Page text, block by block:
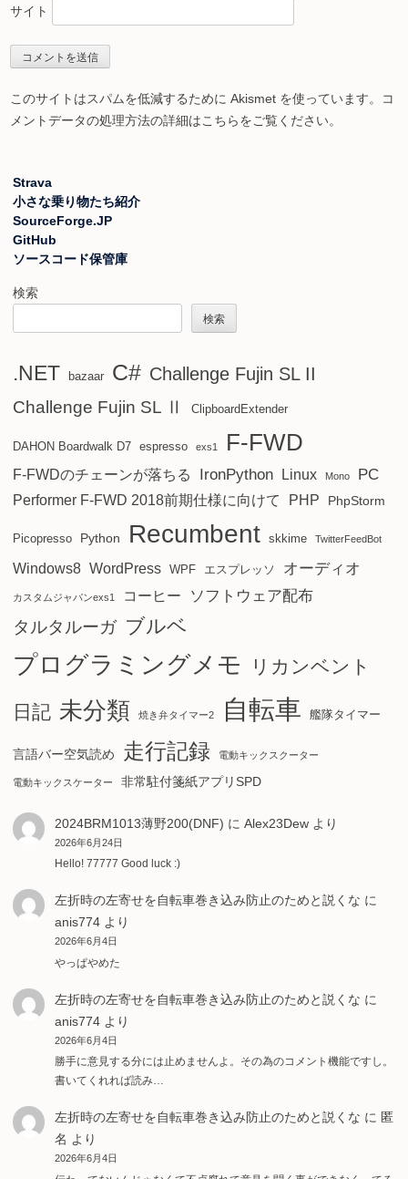
サイト
このサイトはスパムを低減するために Akismet を使っています。
コ
メントデータの処理方法の詳細はこちらをご覧ください。
Strava
小さな乗り物たち紹介
SourceForge.JP
GitHub
ソースコード保管庫
検索
検索
.NET bazaar C# Challenge Fujin SL II
Challenge Fujin SL Ⅱ ClipboardExtender
DAHON Boardwalk D7 espresso exs1 F-FWD
F-FWDのチェーンが落ちる IronPython Linux Mono PC
Performer F-FWD 2018前期仕様に向けて PHP PhpStorm
Picopresso Python Recumbent skkime TwitterFeedBot
Windows8 WordPress WPF エスプレッソ オーディオ
カスタムジャパンexs1 コーヒー ソフトウェア配布
タルタルーガ ブルベ
プログラミングメモ リカンベント
日記 未分類 焼き弁タイマー2 自転車 艦隊タイマー
言語バー空気読め 走行記録 電動キックスクーター
電動キックスケーター 非常駐付箋紙アプリSPD
2024BRM1013薄野200(DNF) に Alex23Dewより
2026年6月24日
Hello! 77777 Good luck :)
左折時の左寄せを自転車巻き込み防止のためと説くな に
anis774より
2026年6月4日
やっぱやめた
左折時の左寄せを自転車巻き込み防止のためと説くな に
anis774より
2026年6月4日
勝手に意見する分には止めませんよ。その為のコメント機能ですし。
書いてくれれば読み…
左折時の左寄せを自転車巻き込み防止のためと説くな に 匿
名 より
2026年6月4日